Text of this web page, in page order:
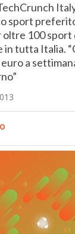
sport
100 sport
tutta Italia.
a